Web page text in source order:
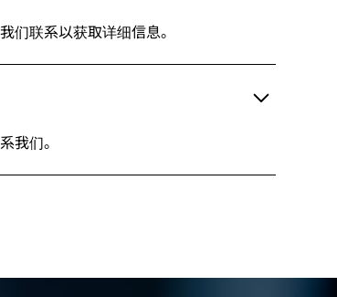
们联系以获取详细信息。
我们。